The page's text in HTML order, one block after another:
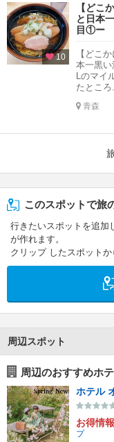
10
【どこ
と日本
目①ー
【どこ
本一黒
Lのマイ
たところ
青森
このスポットで旅
行きたいスポットを追加
が作れます。
クリップ したスポットか
周辺スポット
周辺のおすすめホ
ホテル
お得情報
プ